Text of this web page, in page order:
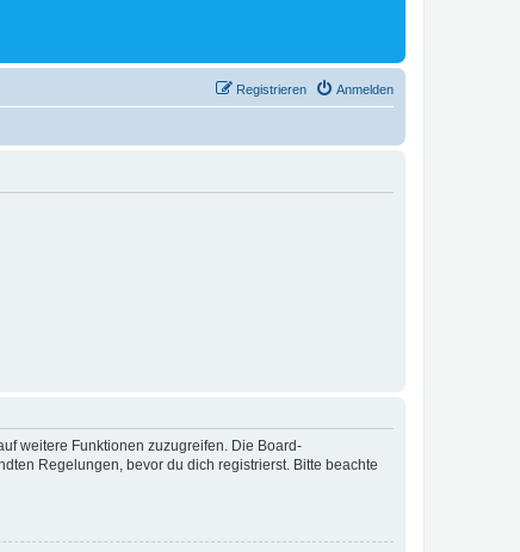
Anmelden
Registrieren
weitere Funktionen zuzugreifen. Die Board-
Regelungen, bevor du dich registrierst. Bitte beachte